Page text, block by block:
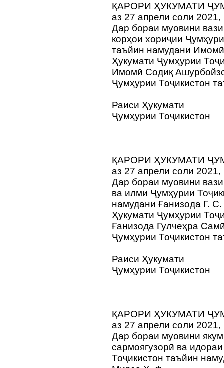
ҚАРОРИ ҲУКУМАТИ
аз 27 апрели соли
Дар бораи муовини
корҳои хориҷии
таъйин намудани
Ҳукумати Ҷумҳурии
Имомӣ Содиқ
Ҷумҳурии Тоҷикистон
Раиси Ҳукумати
Ҷумҳурии Тоҷикистон
ҚАРОРИ ҲУКУМАТИ
аз 27 апрели соли
Дар бораи муовини
ва илми Ҷумҳурии
намудани Ғанизода Г. С.
Ҳукумати Ҷумҳурии
Ғанизода Гулчеҳра
Ҷумҳурии Тоҷикистон
Раиси Ҳукумати
Ҷумҳурии Тоҷикистон
ҚАРОРИ ҲУКУМАТИ
аз 27 апрели соли
Дар бораи муовини
сармоягузорӣ ва
Тоҷикистон таъйин